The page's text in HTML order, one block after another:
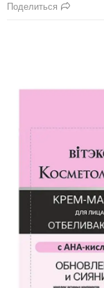
Поделиться